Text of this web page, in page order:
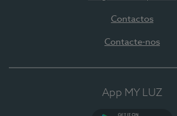
Contactos
Contacte-nos
App MY LUZ